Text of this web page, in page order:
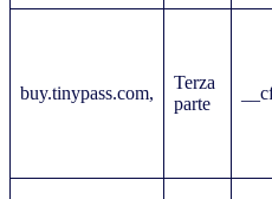
buy.tinypass.com,
Terza
parte